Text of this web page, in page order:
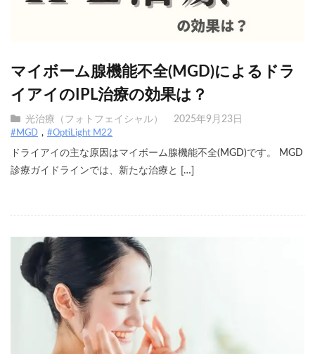
マイボーム腺機能不全(MGD)によるドラ
イアイのIPL治療の効果は？
光治療（フォトフェイシャル） 2025年9月23日
#MGD #OptiLight M22
ドライアイの主な原因はマイボーム腺機能不全(MGD)です。 MGD
診療ガイドラインでは、新たな治療と […]